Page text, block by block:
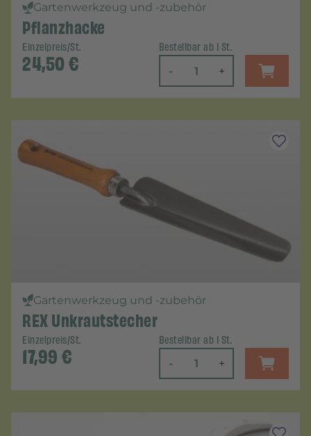
Gartenwerkzeug und -zubehör
Pflanzhacke
Einzelpreis/St.
24,50€
Bestellbar ab 1 St.
- +
Gartenwerkzeug und -zubehör
REX Unkrautstecher
Einzelpreis/St.
17,99€
Bestellbar ab 1 St.
- +